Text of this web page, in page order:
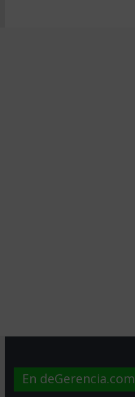
En deGerencia.com